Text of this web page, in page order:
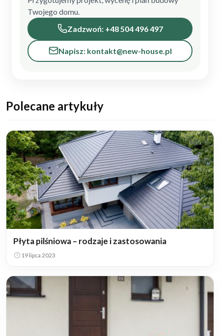
Twojego domu.
Zadzwoń: +48 504 496 497
Napisz: kontakt@new-house.pl
Polecane artykuły
Płyta pilśniowa – rodzaje i zastosowania
19 lipca 2023